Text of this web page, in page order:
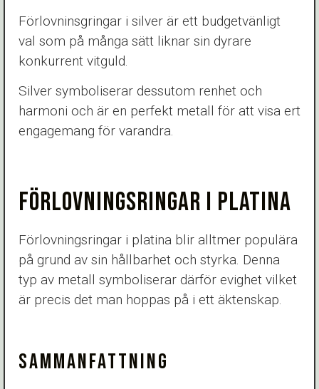
Förlovninsgringar i silver är ett budgetvänligt
val som på många sätt liknar sin dyrare
konkurrent vitguld.
Silver symboliserar dessutom renhet och
harmoni och är en perfekt metall för att visa ert
engagemang för varandra.
FÖRLOVNINGSRINGAR I PLATINA
Förlovningsringar i platina blir alltmer populära
på grund av sin hållbarhet och styrka. Denna
typ av metall symboliserar därför evighet vilket
är precis det man hoppas på i ett äktenskap.
SAMMANFATTNING